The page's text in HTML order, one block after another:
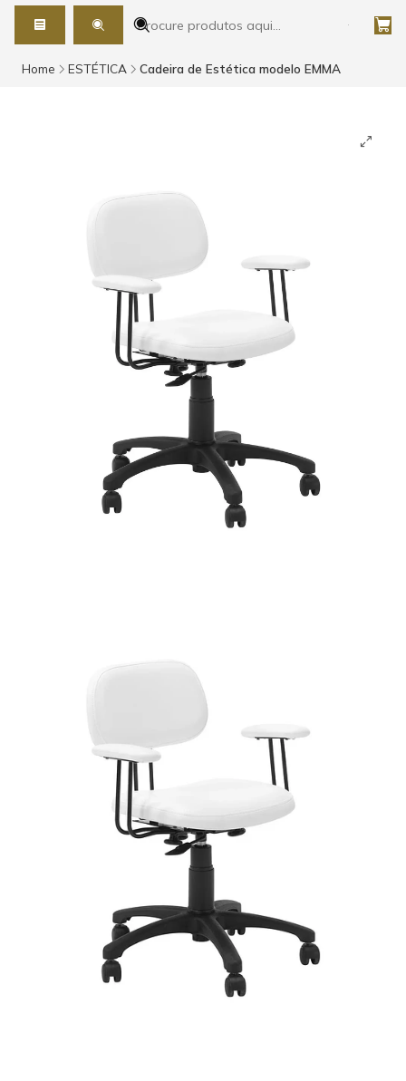
Home ESTÉTICA Cadeira de Estética modelo EMMA